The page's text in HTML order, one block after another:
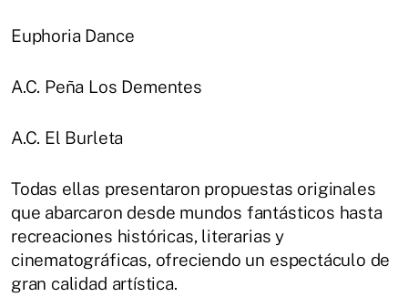
Euphoria Dance
A.C. Peña Los Dementes
A.C. El Burleta
Todas ellas presentaron propuestas originales
que abarcaron desde mundos fantásticos hasta
recreaciones históricas, literarias y
cinematográficas, ofreciendo un espectáculo de
gran calidad artística.